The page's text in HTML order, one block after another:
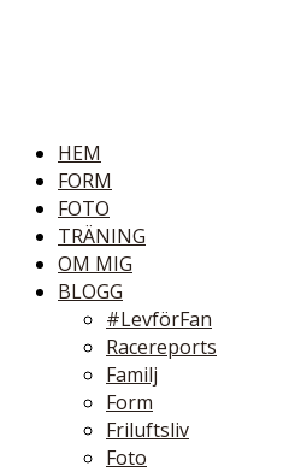
HEM
FORM
FOTO
TRÄNING
OM MIG
BLOGG
#LevförFan
Racereports
Familj
Form
Friluftsliv
Foto